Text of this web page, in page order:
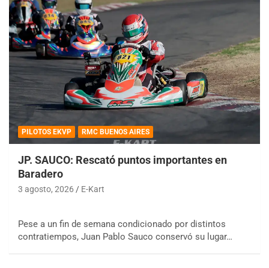
PILOTOS EKVP RMC BUENOS AIRES
JP. SAUCO: Rescató puntos importantes en
Baradero
3 agosto, 2026 E-Kart
Pese a un fin de semana condicionado por distintos
contratiempos, Juan Pablo Sauco conservó su lugar…
COBERTURA ESPECIAL DE E-KART.COM.AR
08/09-AGO
IAME SERIES ARGENTINA 6